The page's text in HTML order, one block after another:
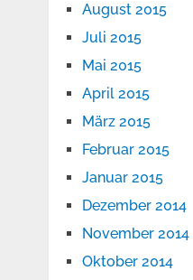
August 2015
Juli 2015
Mai 2015
April 2015
März 2015
Februar 2015
Januar 2015
Dezember 2014
November 2014
Oktober 2014